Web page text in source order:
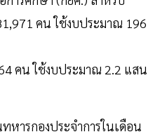
คน ใช้งบประมาณ 196
คน ใช้งบประมาณ 2.2 แสน
หารกองประจำการในเดือน